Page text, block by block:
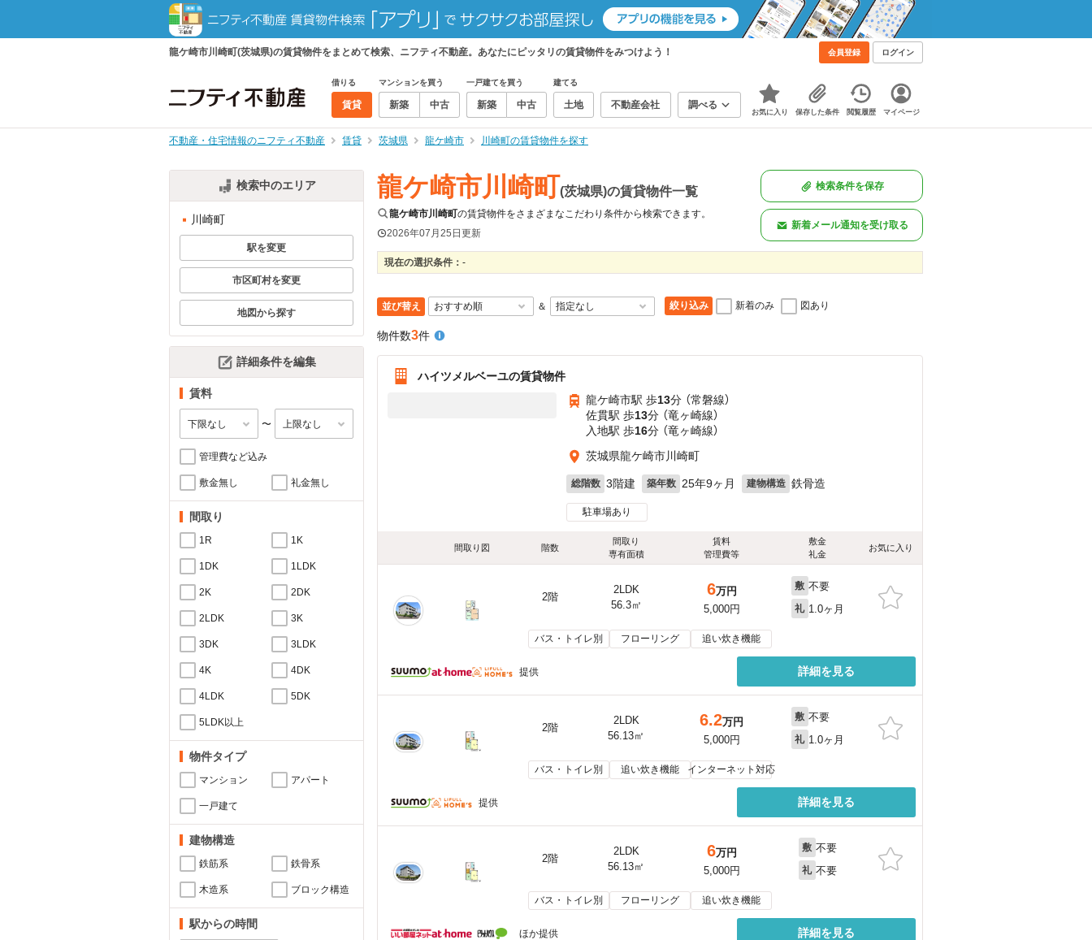
龍ケ崎市川崎町(茨城県)の賃貸物件をまとめて検索、ニフティ不動産。あなたにピッタリの賃貸物件をみつけよう！ 会員登録 ログイン
借りる
賃貸
マンションを買う
新築 中古
一戸建てを買う
新築 中古
建てる
土地 不動産会社 調べる
お気に入り 保存した条件 閲覧履歴 マイページ
不動産・住宅情報のニフティ不動産 賃貸 茨城県 龍ケ崎市 川崎町の賃貸物件を探す
検索中のエリア
川崎町
駅を変更
市区町村を変更
地図から探す
詳細条件を編集
賃料
〜
管理費など込み
敷金無し 礼金無し
間取り
1R 1K
1DK 1LDK
2K 2DK
2LDK 3K
3DK 3LDK
4K 4DK
4LDK 5DK
5LDK以上
物件タイプ
マンション アパート
一戸建て
建物構造
鉄筋系 鉄骨系
木造系 ブロック構造
駅からの時間
龍ケ崎市川崎町(茨城県)の賃貸物件一覧
龍ケ崎市川崎町の賃貸物件をさまざまなこだわり条件から検索できます。
2026年07月25日更新
検索条件を保存
新着メール通知を受け取る
現在の選択条件： -
並び替え ＆ 絞り込み 新着のみ 図あり
物件数3件
ハイツメルベーユの賃貸物件
龍ケ崎市駅 歩13分 （常磐線）
佐貫駅 歩13分 （竜ヶ崎線）
入地駅 歩16分 （竜ヶ崎線）
茨城県龍ケ崎市川崎町
総階数 3階建 築年数 25年9ヶ月 建物構造 鉄骨造
駐車場あり
間取り図 階数
間取り
専有面積
賃料
管理費等
敷金
礼金
お気に入り
2階
2LDK
56.3㎡
6万円
5,000円
敷 不要
礼 1.0ヶ月
バス・トイレ別 フローリング 追い炊き機能
提供 詳細を見る
2階
2LDK
56.13㎡
6.2万円
5,000円
敷 不要
礼 1.0ヶ月
バス・トイレ別 追い炊き機能 インターネット対応
提供 詳細を見る
2階
2LDK
56.13㎡
6万円
5,000円
敷 不要
礼 不要
バス・トイレ別 フローリング 追い炊き機能
ほか提供 詳細を見る